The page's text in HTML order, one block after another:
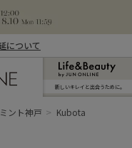
について
新しいキレイと出合うために。
ミント神戸 Kubota